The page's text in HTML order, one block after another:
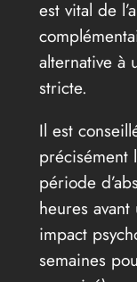
est vital de
alternative à
stricte.
Il est
précisément
période
heures
impact
semaines